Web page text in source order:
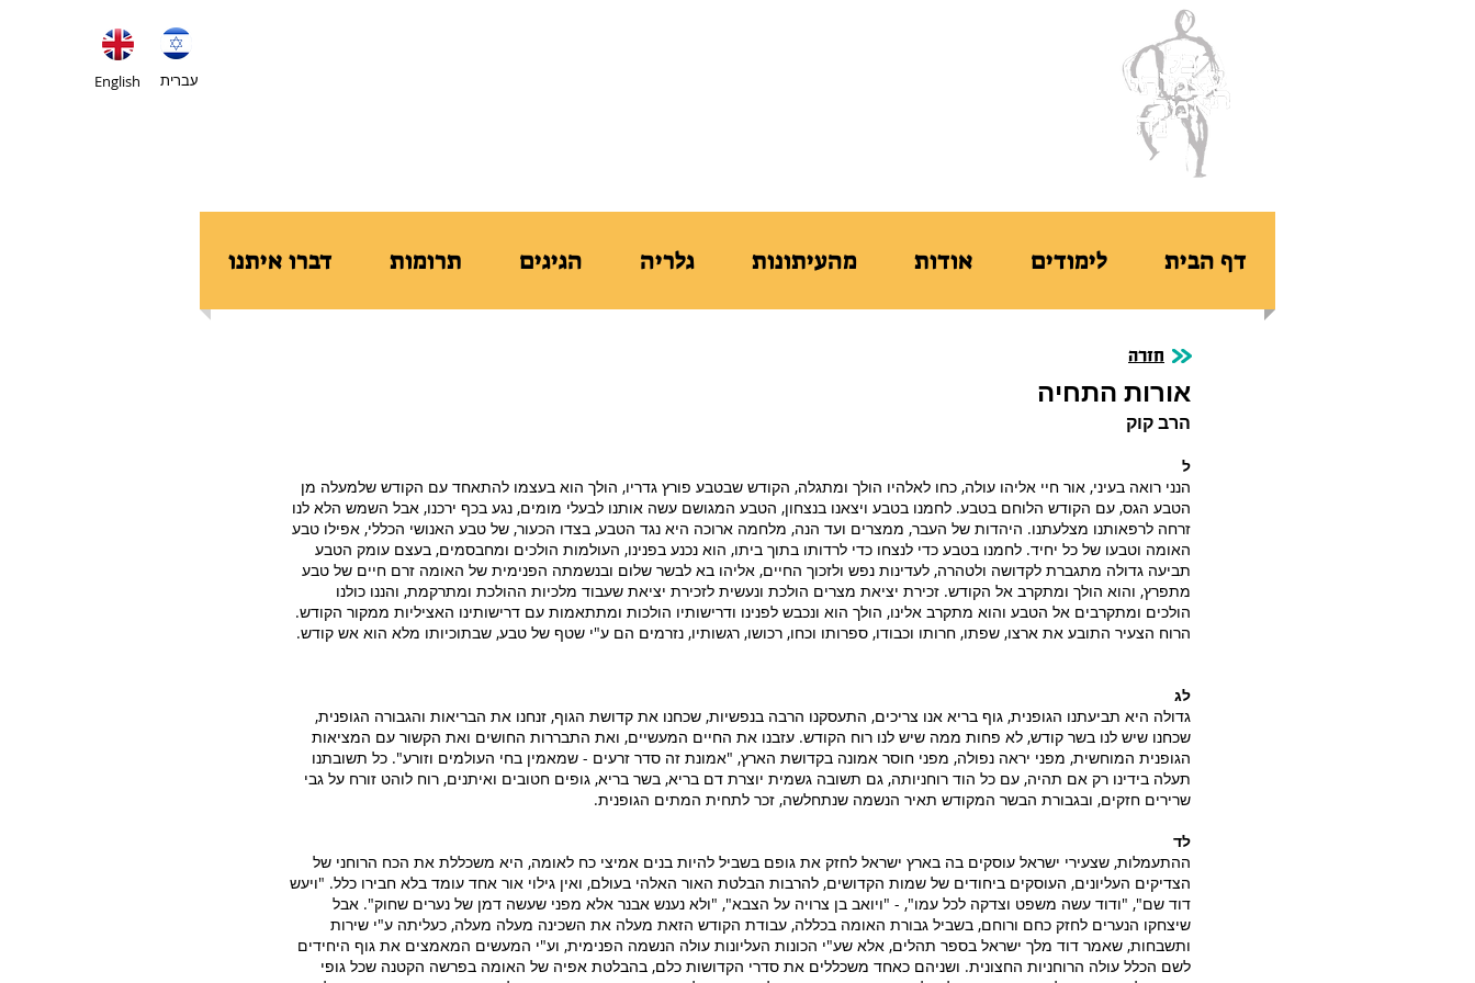
English עברית
דברו איתנו תרומות הגיגים גלריה מהעיתונות אודות לימודים דף הבית
חזרה
אורות התחיה
הרב קוק
ל
הנני רואה בעיני, אור חיי אליהו עולה, כחו לאלהיו הולך ומתגלה, הקודש שבטבע פורץ גדריו, הולך הוא בעצמו להתאחד עם הקודש שלמעלה מן
הטבע הגס, עם הקודש הלוחם בטבע. לחמנו בטבע ויצאנו בנצחון, הטבע המגושם עשה אותנו לבעלי מומים, נגע בכף ירכנו, אבל השמש הלא לנו
זרחה לרפאותנו מצלעתנו. היהדות של העבר, ממצרים ועד הנה, מלחמה ארוכה היא נגד הטבע, בצדו הכעור, של טבע האנושי הכללי, אפילו טבע
האומה וטבעו של כל יחיד. לחמנו בטבע כדי לנצחו כדי לרדותו בתוך ביתו, הוא נכנע בפנינו, העולמות הולכים ומחבסמים, בעצם עומק הטבע
תביעה גדולה מתגברת לקדושה ולטהרה, לעדינות נפש ולזכוך החיים, אליהו בא לבשר שלום ובנשמתה הפנימית של האומה זרם חיים של טבע
מתפרץ, והוא הולך ומתקרב אל הקודש. זכירת יציאת מצרים הולכת ונעשית לזכירת יציאת שעבוד מלכיות ההולכת ומתרקמת, והננו כולנו
הולכים ומתקרבים אל הטבע והוא מתקרב אלינו, הולך הוא ונכבש לפנינו ודרישותיו הולכות ומתתאמות עם דרישותינו האציליות ממקור הקודש.
הרוח הצעיר התובע את ארצו, שפתו, חרותו וכבודו, ספרותו וכחו, רכושו, רגשותיו, נזרמים הם ע"י שטף של טבע, שבתוכיותו מלא הוא אש קודש.
לג
גדולה היא תביעתנו הגופנית, גוף בריא אנו צריכים, התעסקנו הרבה בנפשיות, שכחנו את קדושת הגוף, זנחנו את הבריאות והגבורה הגופנית,
שכחנו שיש לנו בשר קודש, לא פחות ממה שיש לנו רוח הקודש. עזבנו את החיים המעשיים, ואת התבררות החושים ואת הקשור עם המציאות
הגופנית המוחשית, מפני יראה נפולה, מפני חוסר אמונה בקדושת הארץ, "אמונת זה סדר זרעים - שמאמין בחי העולמים וזורע". כל תשובתנו
תעלה בידינו רק אם תהיה, עם כל הוד רוחניותה, גם תשובה גשמית יוצרת דם בריא, בשר בריא, גופים חטובים ואיתנים, רוח לוהט זורח על גבי
שרירים חזקים, ובגבורת הבשר המקודש תאיר הנשמה שנתחלשה, זכר לתחית המתים הגופנית.
לד
ההתעמלות, שצעירי ישראל עוסקים בה בארץ ישראל לחזק את גופם בשביל להיות בנים אמיצי כח לאומה, היא משכללת את הכח הרוחני של
הצדיקים העליונים, העוסקים ביחודים של שמות הקדושים, להרבות הבלטת האור האלהי בעולם, ואין גילוי אור אחד עומד בלא חבירו כלל. "ויעש
דוד שם", "ודוד עשה משפט וצדקה לכל עמו", - "ויואב בן צרויה על הצבא", "ולא נענש אבנר אלא מפני שעשה דמן של נערים שחוק". אבל
שיצחקו הנערים לחזק כחם ורוחם, בשביל גבורת האומה בכללה, עבודת הקודש הזאת מעלה את השכינה מעלה מעלה, כעליתה ע"י שירות
ותשבחות, שאמר דוד מלך ישראל בספר תהלים, אלא שע"י הכונות העליונות עולה הנשמה הפנימית, וע"י המעשים המאמצים את גוף היחידים
לשם הכלל עולה הרוחניות החצונית. ושניהם כאחד משכללים את סדרי הקדושות כלם, בהבלטת אפיה של האומה בפרשה הקטנה שכל גופי